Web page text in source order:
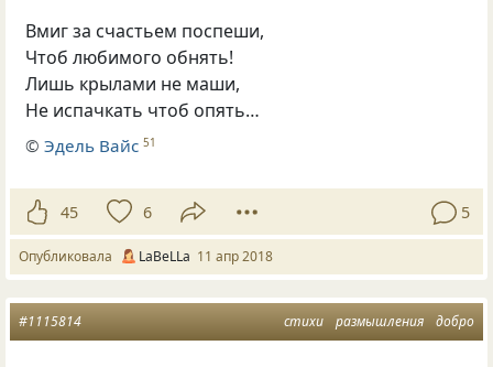
Вмиг за счастьем поспеши,
Чтоб любимого обнять!
Лишь крылами не маши,
Не испачкать чтоб опять…
©Эдель Вайс 51
45 6 5
Опубликовала LaBeLLa 11 апр 2018
стихи размышления добро
#1115814